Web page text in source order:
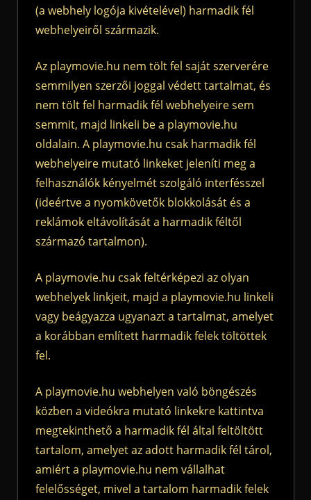
(a webhely logója kivételével) harmadik fél
webhelyeiről származik.
Az playmovie.hu nem tölt fel saját szerverére
semmilyen szerzői joggal védett tartalmat, és
nem tölt fel harmadik fél webhelyeire sem
semmit, majd linkeli be a playmovie.hu
oldalain. A playmovie.hu csak harmadik fél
webhelyeire mutató linkeket jeleníti meg a
felhasználók kényelmét szolgáló interfésszel
(ideértve a nyomkövetők blokkolását és a
reklámok eltávolítását a harmadik féltől
származó tartalmon).
A playmovie.hu csak feltérképezi az olyan
webhelyek linkjeit, majd a playmovie.hu linkeli
vagy beágyazza ugyanazt a tartalmat, amelyet
a korábban említett harmadik felek töltöttek
fel.
A playmovie.hu webhelyen való böngészés
közben a videókra mutató linkekre kattintva
megtekinthető a harmadik fél által feltöltött
tartalom, amelyet az adott harmadik fél tárol,
amiért a playmovie.hu nem vállalhat
felelősséget, mivel a tartalom harmadik felek